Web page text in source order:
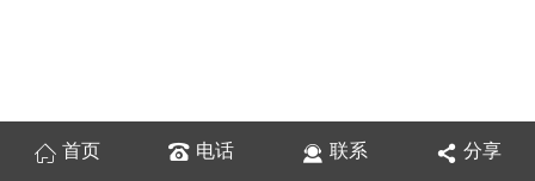
首页 电话 联系 分享